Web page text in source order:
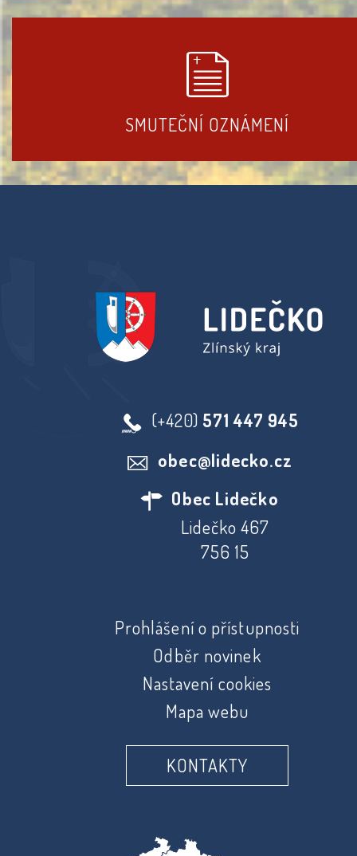
SMUTEČNÍ OZNÁMENÍ
(+420) 571 447 945
obec@lidecko.cz
Obec Lidečko
Lidečko 467
756 15
Prohlášení o přístupnosti
Odběr novinek
Nastavení cookies
Mapa webu
KONTAKTY